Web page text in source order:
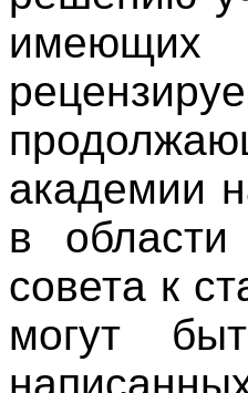
имеющих
академии
в
совета к
могут